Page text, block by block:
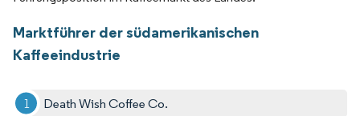
Marktführer der südamerikanischen
Kaffeeindustrie
Death Wish Coffee Co.